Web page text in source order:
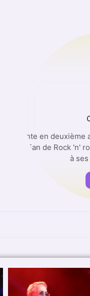
Étudiante en deuxième
l'ISFSC. Fan de Rock 'n'
à